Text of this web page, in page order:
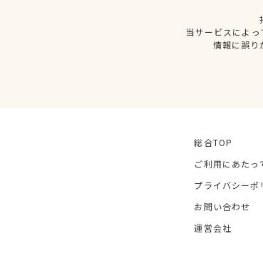
当サービスによ
情報に誤り
総合TOP
ご利用にあたっ
プライバシーポ
お問い合わせ
運営会社